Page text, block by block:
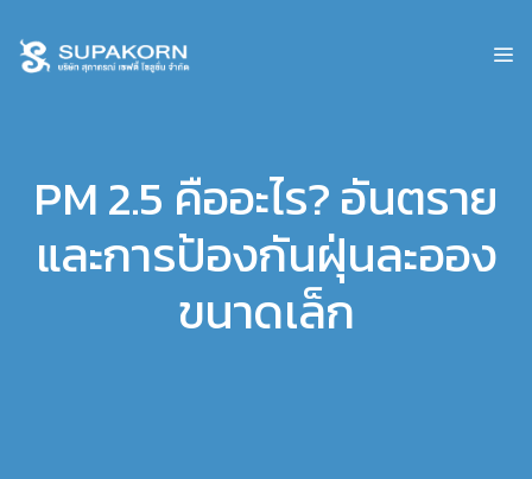
PM 2.5 คืออะไร? อันตราย
และการป้องกันฝุ่นละออง
ขนาดเล็ก